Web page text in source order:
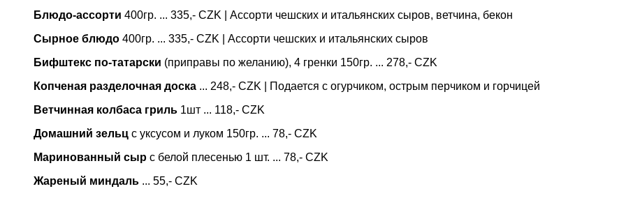
Блюдо-ассорти 400гр. ... 335,- CZK | Ассорти чешских и итальянских сыров, ветчина, бекон
Сырное блюдо 400гр. ... 335,- CZK | Ассорти чешских и итальянских сыров
Бифштекс по-татарски (приправы по желанию), 4 гренки 150гр. ... 278,- CZK
Копченая разделочная доска ... 248,- CZK | Подается с огурчиком, острым перчиком и горчицей
Ветчинная колбаса гриль 1шт ... 118,- CZK
Домашний зельц с уксусом и луком 150гр. ... 78,- CZK
Маринованный сыр с белой плесенью 1 шт. ... 78,- CZK
Жареный миндаль ... 55,- CZK